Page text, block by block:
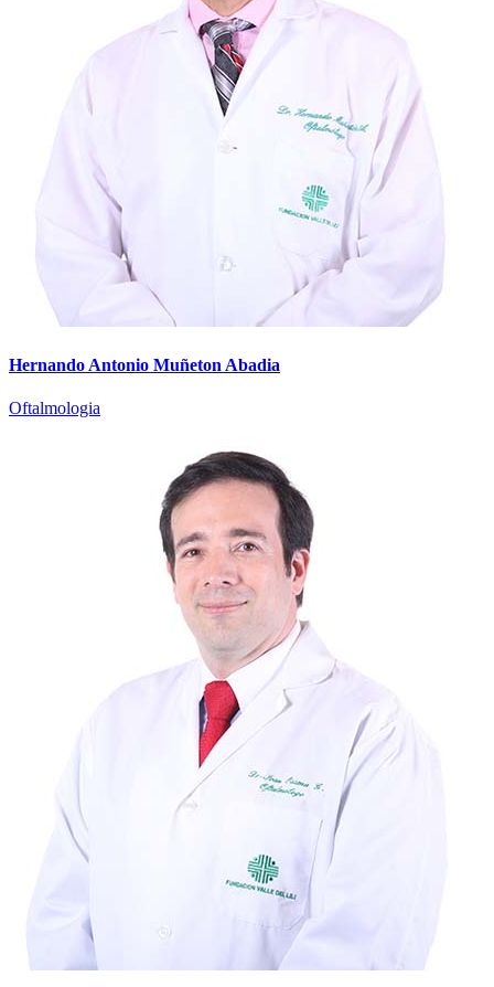
Hernando Antonio Muñeton Abadia
Oftalmologia